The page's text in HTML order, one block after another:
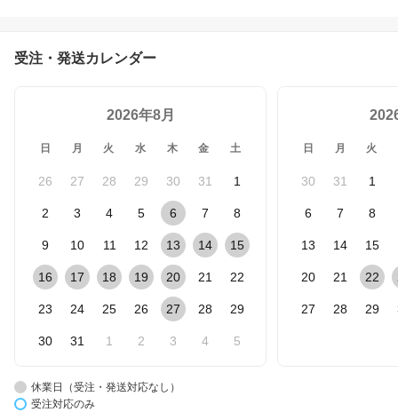
受注・発送カレンダー
2026年8月
日 月 火 水 木 金 土
26 27 28 29 30 31 1
2 3 4 5 6 7 8
9 10 11 12 13 14 15
16 17 18 19 20 21 22
23 24 25 26 27 28 29
30 31 1 2 3 4 5
日 月 火
30 31 1
6 7 8
13 14 15
20 21 22
27 28 29
休業日（受注・発送対応なし）
受注対応のみ